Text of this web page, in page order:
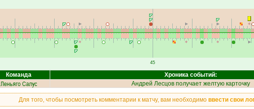
45
Команда Хроника событий:
Леньяго Салус Андрей Лесцов получает желтую карточку
Для того, чтобы посмотреть комментарии к матчу, вам необходимо ввести свои